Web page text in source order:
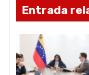
e
n
Entrada